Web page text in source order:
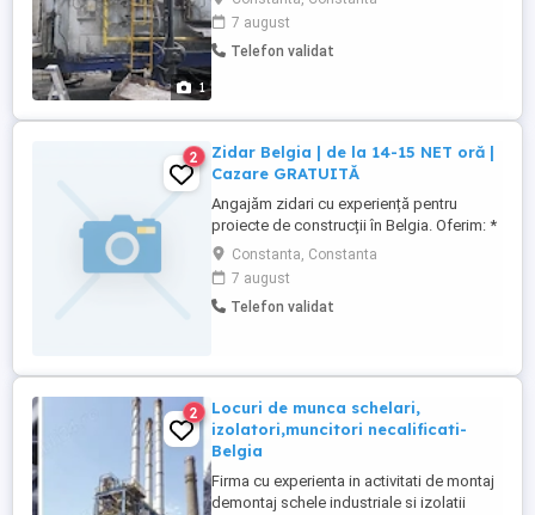
1
de munca permanent, cazarea, masa,
transportul 100% gratuite. Salariul
negociabil. Cei cu abilitati in constructii
7 august
Telefon validat
2
Zidar Belgia | de la 14-15 NET oră |
Cazare GRATUITĂ
Angajăm zidari cu experiență pentru
proiecte de construcții în Belgia. Oferim: *
salariu de la 14-15 net oră (în funcție de
experiență și competențe); * aproximativ
50 55 ore de lucru pe săptămână; *
Angajare în cadrul companiei InTemporis
Constanta, Constanta
7 august
Telefon validat
2
Locuri de munca schelari,
izolatori,muncitori necalificati-
Belgia
Firma cu experienta in activitati de montaj
demontaj schele industriale si izolatii